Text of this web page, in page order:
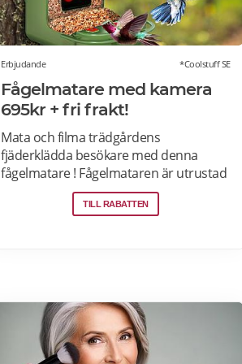
Erbjudande *Coolstuff SE
Fågelmatare med kamera
695kr + fri frakt!
Mata och filma trädgårdens
fjäderklädda besökare med denna
fågelmatare ! Fågelmataren är utrustad
med solpaneler på taket och kan både
fota och filma under såväl dagtid som
TILL RABATTEN